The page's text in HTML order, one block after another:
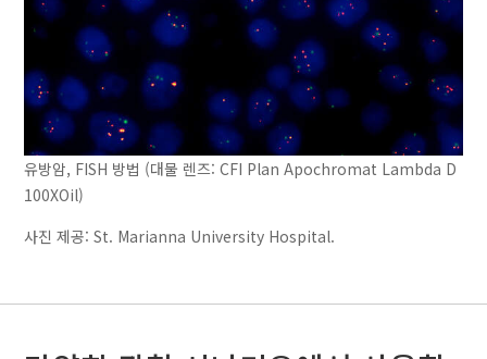
유방암, FISH 방법 (대물 렌즈: CFI Plan Apochromat Lambda D
100XOil)
사진 제공: St. Marianna University Hospital.